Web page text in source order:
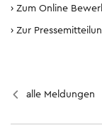
Zum Online
Zur
alle Meldungen